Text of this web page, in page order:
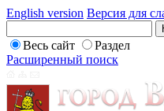
English version Версия для
Весь сайт
Раздел
Расширенный поиск